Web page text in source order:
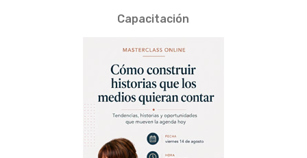
Capacitación